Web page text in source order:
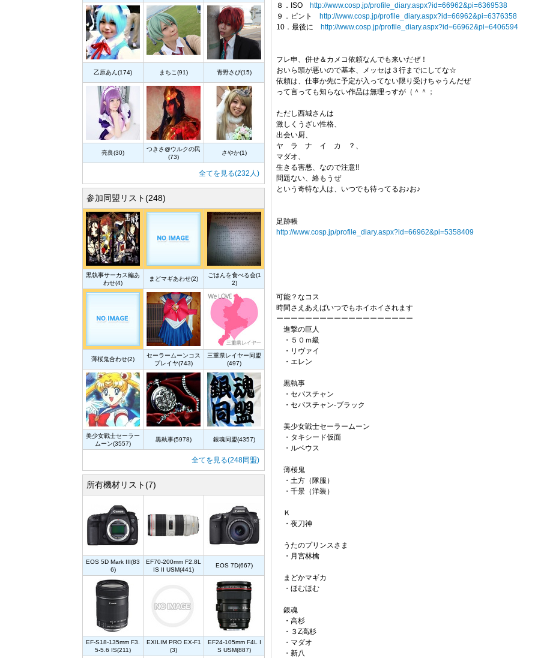
乙原あん(174) まちこ(91) 青野さぴ(15)
亮良(30)
つきさ@ウルクの民
(73)
さやか(1)
全てを見る(232人)
参加同盟リスト(248)
黒執事サーカス編あ
わせ(4)
まどマギあわせ(2)
ごはんを食べる会(1
2)
薄桜鬼合わせ(2)
セーラームーンコス
プレイヤ(743)
三重県レイヤー同盟
(497)
美少女戦士セーラー
ムーン(3557)
黒執事(5978) 銀魂同盟(4357)
全てを見る(248同盟)
所有機材リスト(7)
EOS 5D Mark III(83
6)
EF70-200mm F2.8L
IS II USM(441)
EOS 7D(667)
EF-S18-135mm F3.
5-5.6 IS(211)
EXILIM PRO EX-F1
(3)
EF24-105mm F4L I
S USM(887)
８．ISO http://www.cosp.jp/profile_diary.aspx?id=66962&pi=6369538
９．ピント http://www.cosp.jp/profile_diary.aspx?id=66962&pi=6376358
10．最後に http://www.cosp.jp/profile_diary.aspx?id=66962&pi=6406594
フレ申、併せ＆カメコ依頼なんでも来いだぜ！
おいら頭が悪いので基本、メッセは３行までにしてな☆
依頼は、仕事か先に予定が入ってない限り受けちゃうんだぜ
って言っても知らない作品は無理っすが（＾＾；
ただし西城さんは
激しくうざい性格、
出会い厨、
ヤ ラ ナ イ カ ？、
マダオ、
生きる害悪、なので注意!!
問題ない、絡もうぜ
という奇特な人は、いつでも待ってるお♪お♪
足跡帳
http://www.cosp.jp/profile_diary.aspx?id=66962&pi=5358409
可能？なコス
時間さえあえばいつでもホイホイされます
ーーーーーーーーーーーーーーーーーーー
進撃の巨人
・５０ｍ級
・リヴァイ
・エレン
黒執事
・セバスチャン
・セバスチャン-ブラック
美少女戦士セーラームーン
・タキシード仮面
・ルベウス
薄桜鬼
・土方（隊服）
・千景（洋装）
Ｋ
・夜刀神
うたのプリンスさま
・月宮林檎
まどかマギカ
・ほむほむ
銀魂
・高杉
・３Z高杉
・マダオ
・新八